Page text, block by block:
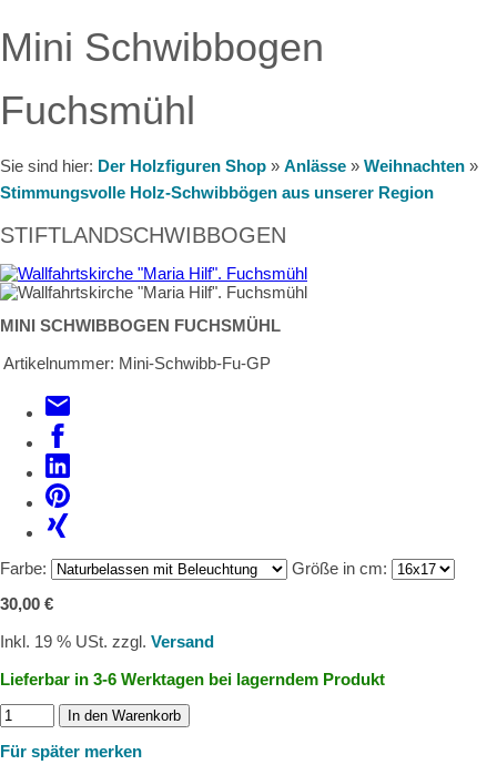
Mini Schwibbogen
Fuchsmühl
Sie sind hier: Der Holzfiguren Shop » Anlässe » Weihnachten »
Stimmungsvolle Holz-Schwibbögen aus unserer Region
STIFTLANDSCHWIBBOGEN
MINI SCHWIBBOGEN FUCHSMÜHL
Artikelnummer: Mini-Schwibb-Fu-GP
Farbe:
Größe in cm:
30,00 €
Inkl. 19 % USt. zzgl. Versand
Lieferbar in 3-6 Werktagen bei lagerndem Produkt
In den Warenkorb
Für später merken